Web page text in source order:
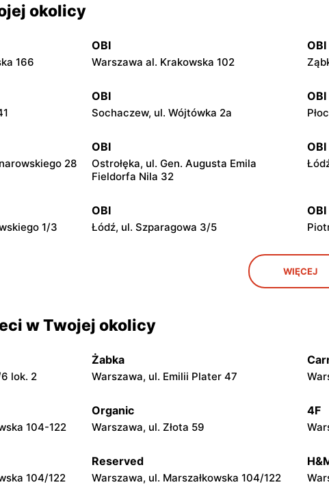
okolicy
166
OBI
Warszawa al. Krakowska 102
OBI
OBI
Sochaczew, ul. Wójtówka 2a
OBI
28
OBI
Ostrołęka, ul. Gen. Augusta Emila
Fieldorfa Nila 32
OBI
1/3
OBI
Łódź, ul. Szparagowa 3/5
OBI
Olsztyn, ul. Władysława Leonharda 1
OBI OBI
35
Kraków al. Gen. Tadeusza Bora-
Komorowskiego 31
WIĘCEJ
w Twojej okolicy
lok. 2
Żabka
Warszawa, ul. Emilii Plater 47
104-122
Organic
Warszawa, ul. Złota 59
4F
104/122
Reserved
Warszawa, ul. Marszałkowska 104/122